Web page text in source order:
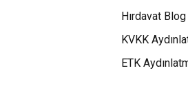
Hırdavat Blog
KVKK
ETK